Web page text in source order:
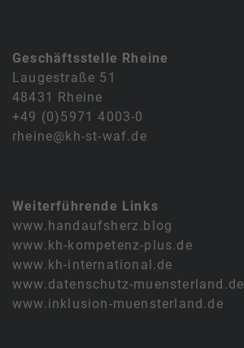
Geschäftsstelle Rheine
Laugestraße 51
48431 Rheine
+49 (0)5971 4003-0
rheine@kh-st-waf.de
Weiterführende Links
www.handaufsherz.blog
www.kh-kompetenz-plus.de
www.kh-international.de
www.datenschutz-muensterland.de
www.inklusion-muensterland.de